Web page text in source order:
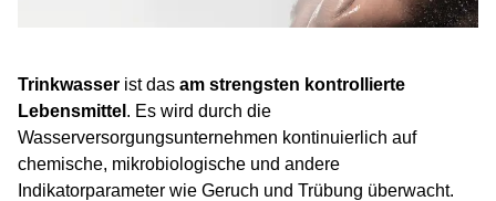
Trinkwasser ist das am strengsten kontrollierte
Lebensmittel . Es wird durch die
Wasserversorgungsunternehmen kontinuierlich auf
chemische, mikrobiologische und andere
Indikatorparameter wie Geruch und Trübung überwacht.